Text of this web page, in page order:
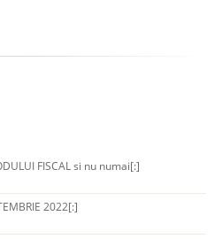
FISCAL si nu numai[:]
2022[:]